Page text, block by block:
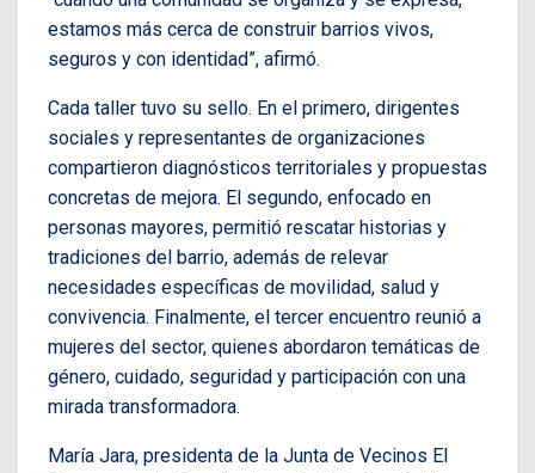
estamos más cerca de construir barrios vivos,
seguros y con identidad”, afirmó.
Cada taller tuvo su sello. En el primero, dirigentes
sociales y representantes de organizaciones
compartieron diagnósticos territoriales y propuestas
concretas de mejora. El segundo, enfocado en
personas mayores, permitió rescatar historias y
tradiciones del barrio, además de relevar
necesidades específicas de movilidad, salud y
convivencia. Finalmente, el tercer encuentro reunió a
mujeres del sector, quienes abordaron temáticas de
género, cuidado, seguridad y participación con una
mirada transformadora.
María Jara, presidenta de la Junta de Vecinos El